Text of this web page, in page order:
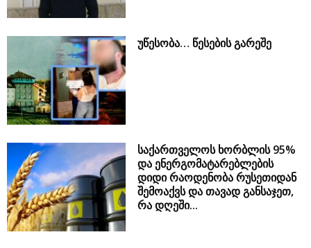
უწესობა… წესების გარეშე
საქართველოს ხორბლის 95%
და ენერგომატარებლების
დიდი რაოდენობა რუსეთიდან
შემოაქვს და თავად განსაჯეთ,
რა დღეში...